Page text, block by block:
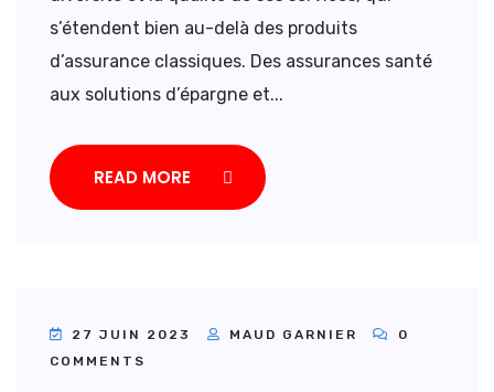
s’étendent bien au-delà des produits
d’assurance classiques. Des assurances santé
aux solutions d’épargne et...
READ MORE
27 JUIN 2023 MAUD GARNIER
0
COMMENTS